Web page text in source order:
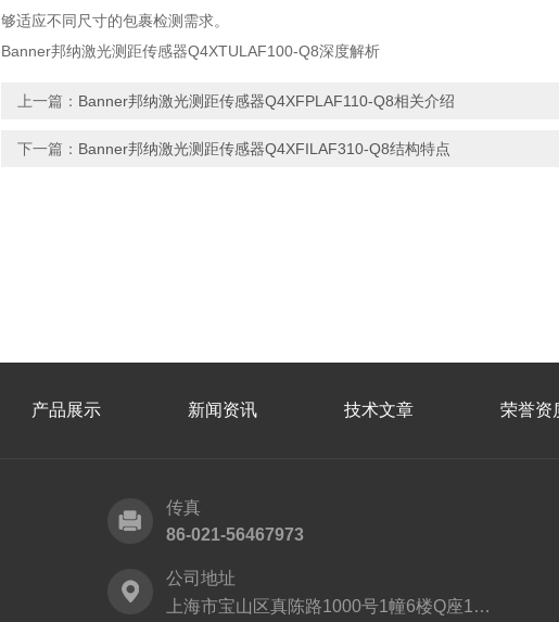
够适应不同尺寸的包裹检测需求。
Banner邦纳激光测距传感器Q4XTULAF100-Q8深度解析
上一篇： Banner邦纳激光测距传感器Q4XFPLAF110-Q8相关介绍
下一篇： Banner邦纳激光测距传感器Q4XFILAF310-Q8结构特点
产品展示 新闻资讯 技术文章 荣誉资
传真
86-021-56467973
公司地址
上海市宝山区真陈路1000号1幢6楼Q座1152